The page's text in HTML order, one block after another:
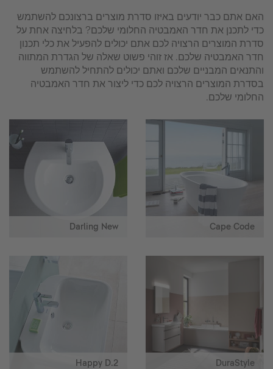
האם אתם כבר יודעים באיזו סדרת מוצרים ברצונכם להשתמש
כדי לתכנן את חדר האמבטיה החלומי שלכם? בלחיצה אחת על
סדרת המוצרים הרצויה לכם אתם יכולים להפעיל את כלי תכנון
חדר האמבטיה שלכם. אז זוהי פשוט שאלה של הגדרת המתווה
והתנאים המבניים שלכם ואתם יכולים להתחיל להשתמש
בסדרת המוצרים הרצויה לכם כדי ליצור את חדר האמבטיה
החלומי שלכם.
Cape Code
Darling New
DuraStyle
Happy D.2